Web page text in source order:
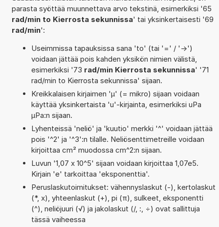
parasta syöttää muunnettava arvo tekstinä, esimerkiksi '65
rad/min to Kierrosta sekunnissa' tai yksinkertaisesti '69
rad/min':
Useimmissa tapauksissa sana 'to' (tai '=' / '->')
voidaan jättää pois kahden yksikön nimien välistä,
esimerkiksi '73 rad/min Kierrosta sekunnissa' '71
rad/min to Kierrosta sekunnissa' sijaan.
Kreikkalaisen kirjaimen 'µ' (= mikro) sijaan voidaan
käyttää yksinkertaista 'u'-kirjainta, esimerkiksi uPa
µPa:n sijaan.
Lyhenteissä 'neliö' ja 'kuutio' merkki '^' voidaan jättää
pois '^2' ja '^3':n tilalle. Neliösenttimetreille voidaan
kirjoittaa cm² muodossa cm^2:n sijaan.
Luvun '1,07 x 10^5' sijaan voidaan kirjoittaa 1,07e5.
Kirjain 'e' tarkoittaa 'eksponenttia'.
Peruslaskutoimitukset: vähennyslaskut (-), kertolaskut
(*, x), yhteenlaskut (+), pi (π), sulkeet, eksponentti
(^), neliöjuuri (√) ja jakolaskut (/, :, ÷) ovat sallittuja
tässä vaiheessa